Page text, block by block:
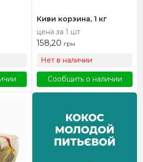
Киви корзина, 1 кг
цена за 1 шт
158,20 грн
Нет в наличии
Сообщить о наличии